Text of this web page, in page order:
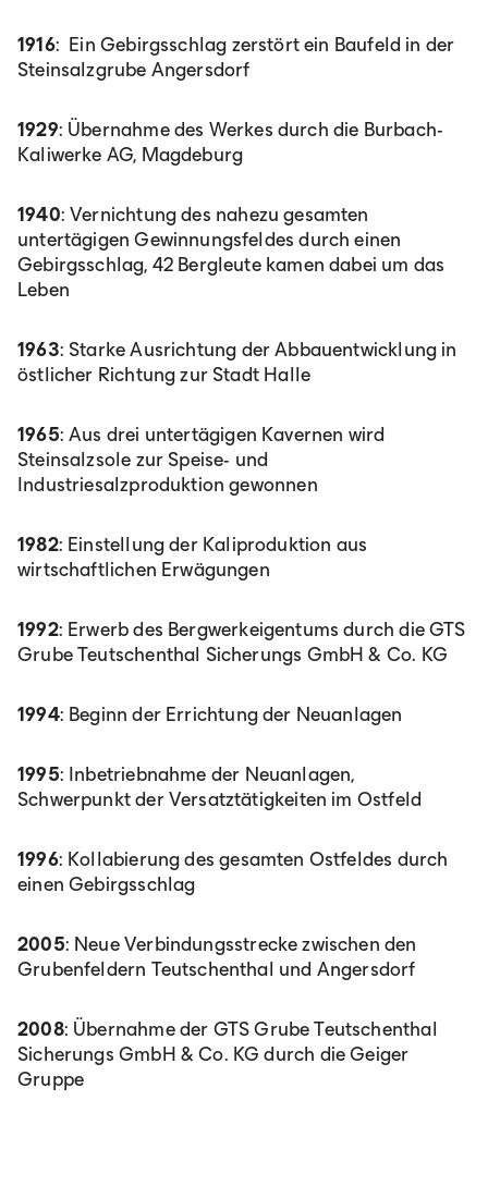
1916: Ein Gebirgsschlag zerstört ein Baufeld in der
Steinsalzgrube Angersdorf
1929: Übernahme des Werkes durch die Burbach-
Kaliwerke AG, Magdeburg
1940: Vernichtung des nahezu gesamten
untertägigen Gewinnungsfeldes durch einen
Gebirgsschlag, 42 Bergleute kamen dabei um das
Leben
1963: Starke Ausrichtung der Abbauentwicklung in
östlicher Richtung zur Stadt Halle
1965: Aus drei untertägigen Kavernen wird
Steinsalzsole zur Speise- und
Industriesalzproduktion gewonnen
1982: Einstellung der Kaliproduktion aus
wirtschaftlichen Erwägungen
1992: Erwerb des Bergwerkeigentums durch die GTS
Grube Teutschenthal Sicherungs GmbH & Co. KG
1994: Beginn der Errichtung der Neuanlagen
1995: Inbetriebnahme der Neuanlagen,
Schwerpunkt der Versatztätigkeiten im Ostfeld
1996: Kollabierung des gesamten Ostfeldes durch
einen Gebirgsschlag
2005: Neue Verbindungsstrecke zwischen den
Grubenfeldern Teutschenthal und Angersdorf
2008: Übernahme der GTS Grube Teutschenthal
Sicherungs GmbH & Co. KG durch die Geiger
Gruppe